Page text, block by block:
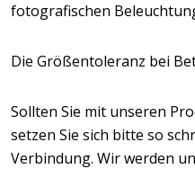
fotografischen
Die Größentoleranz bei
Sollten Sie mit unseren
setzen Sie sich bitte so
Verbindung. Wir werden